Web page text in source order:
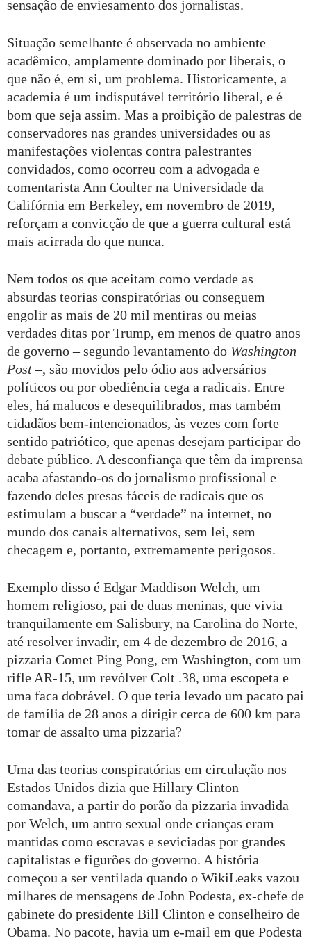
sensação de enviesamento dos jornalistas.
Situação semelhante é observada no ambiente
acadêmico, amplamente dominado por liberais, o
que não é, em si, um problema. Historicamente, a
academia é um indisputável território liberal, e é
bom que seja assim. Mas a proibição de palestras de
conservadores nas grandes universidades ou as
manifestações violentas contra palestrantes
convidados, como ocorreu com a advogada e
comentarista Ann Coulter na Universidade da
Califórnia em Berkeley, em novembro de 2019,
reforçam a convicção de que a guerra cultural está
mais acirrada do que nunca.
Nem todos os que aceitam como verdade as
absurdas teorias conspiratórias ou conseguem
engolir as mais de 20 mil mentiras ou meias
verdades ditas por Trump, em menos de quatro anos
de governo – segundo levantamento do Washington
Post–, são movidos pelo ódio aos adversários
políticos ou por obediência cega a radicais. Entre
eles, há malucos e desequilibrados, mas também
cidadãos bem-intencionados, às vezes com forte
sentido patriótico, que apenas desejam participar do
debate público. A desconfiança que têm da imprensa
acaba afastando-os do jornalismo profissional e
fazendo deles presas fáceis de radicais que os
estimulam a buscar a “verdade” na internet, no
mundo dos canais alternativos, sem lei, sem
checagem e, portanto, extremamente perigosos.
Exemplo disso é Edgar Maddison Welch, um
homem religioso, pai de duas meninas, que vivia
tranquilamente em Salisbury, na Carolina do Norte,
até resolver invadir, em 4 de dezembro de 2016, a
pizzaria Comet Ping Pong, em Washington, com um
rifle AR-15, um revólver Colt .38, uma escopeta e
uma faca dobrável. O que teria levado um pacato pai
de família de 28 anos a dirigir cerca de 600 km para
tomar de assalto uma pizzaria?
Uma das teorias conspiratórias em circulação nos
Estados Unidos dizia que Hillary Clinton
comandava, a partir do porão da pizzaria invadida
por Welch, um antro sexual onde crianças eram
mantidas como escravas e seviciadas por grandes
capitalistas e figurões do governo. A história
começou a ser ventilada quando o WikiLeaks vazou
milhares de mensagens de John Podesta, ex-chefe de
gabinete do presidente Bill Clinton e conselheiro de
Obama. No pacote, havia um e-mail em que Podesta